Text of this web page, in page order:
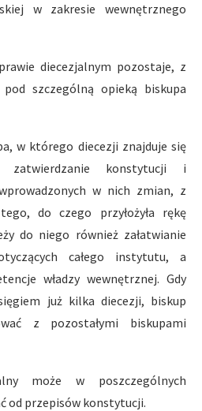
w zakresie wewnętrznego
diecezjalnym pozostaje, z
szczególną opieką biskupa
w którego diecezji znajduje się
zatwierdzanie konstytucji i
w nich zmian, z
do czego przyłożyła rękę
do niego również załatwianie
całego instytutu, a
władzy wewnętrznej. Gdy
już kilka diecezji, biskup
z pozostałymi biskupami
może w poszczególnych
od przepisów konstytucji.